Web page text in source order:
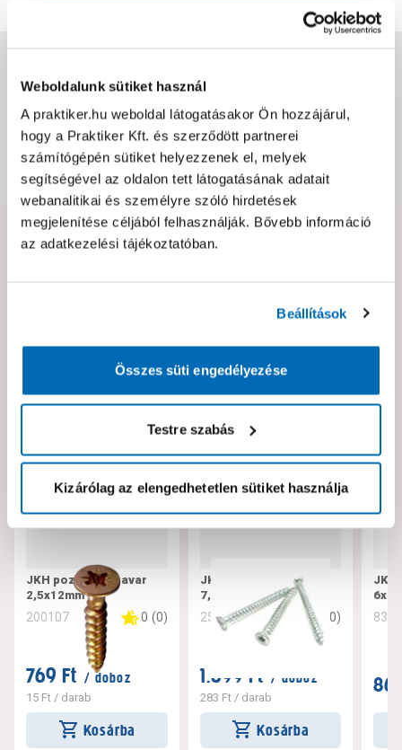
Weboldalunk sütiket használ
A praktiker.hu weboldal látogatásakor Ön hozzájárul,
hogy a Praktiker Kft. és szerződött partnerei
számítógépén sütiket helyezzenek el, melyek
segítségével az oldalon tett látogatásának adatait
webanalitikai és személyre szóló hirdetések
megjelenítése céljából felhasználják. Bővebb információ
az adatkezelési tájékoztatóban.
Beállítások
Összes süti engedélyezése
Testre szabás
Kizárólag az elengedhetetlen sütiket használja
Csomagolási és súly információk
Dokumentumok, felelős személy
Hibát találtál az oldalon vagy a termék leírásában?
Neked ajánljuk!
JKH pozdorjacsavar
2,5x12mm
200107 0 (0)
769 Ft / doboz
15 Ft / darab
Kosárba
JKH tokrögzítő csavar
7,5x182
256221 0 0)
1.699 Ft / doboz
283 Ft/ darab
Kosárba
JKH